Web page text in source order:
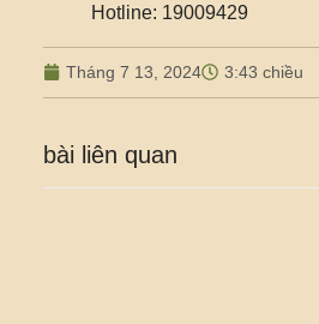
Hotline: 19009429
Tháng 7 13, 2024 3:43 chiều
bài liên quan